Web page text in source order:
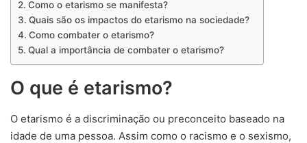
Como o etarismo se manifesta?
Quais são os impactos do etarismo na sociedade?
Como combater o etarismo?
Qual a importância de combater o etarismo?
O que é etarismo?
O etarismo é a discriminação ou preconceito baseado na
idade de uma pessoa. Assim como o racismo e o sexismo,